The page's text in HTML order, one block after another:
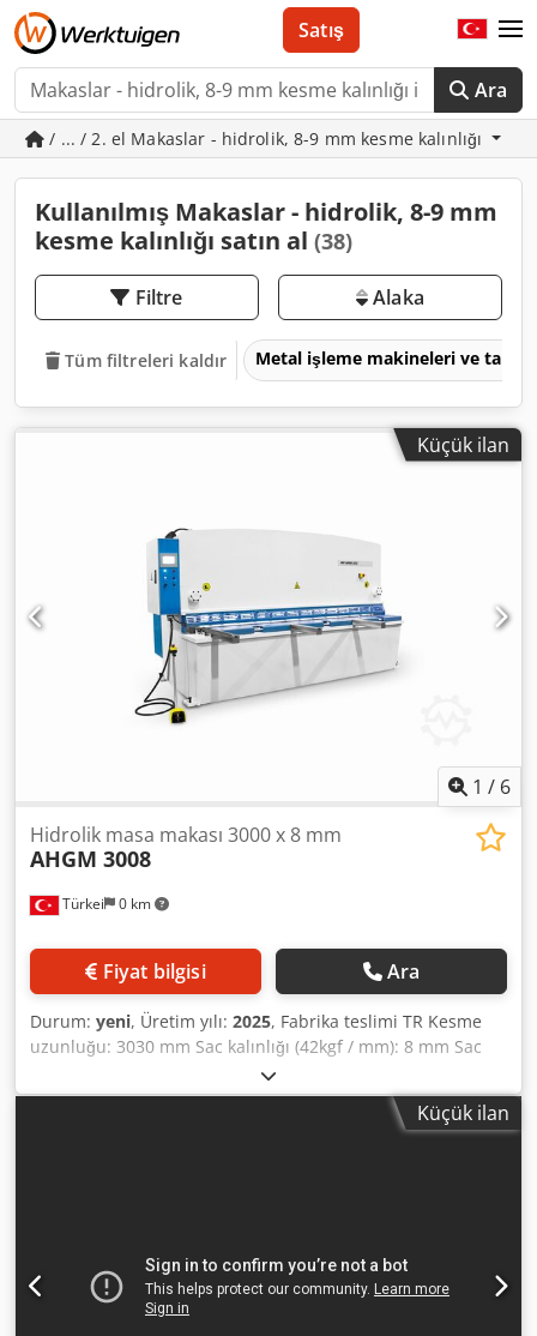
Ara
Satış
/ ... / 2. el Makaslar - hidrolik, 8-9 mm kesme kalınlığı
Kullanılmış Makaslar - hidrolik, 8-9 mm
kesme kalınlığı satın al (38)
Filtre Alaka
Tüm filtreleri kaldır Metal işleme makineleri ve
Küçük ilan
1 / 6
Türkei 0 km
Hidrolik masa makası 3000 x 8 mm
AHGM 3008
Fiyat bilgisi Ara
Durum: yeni, Üretim yılı: 2025, Fabrika teslimi TR Kesme
uzunluğu: 3030 mm Sac kalınlığı (42kgf / mm): 8 mm Sac
kalınlığı (70kgf / mm): 4 mm Cybelec Cybtouch 8
dokunmatik ekran CNC kontrolü Tüm çelik kaynaklı yapı
Otomatik kesme açısı ayarı Otomatik kesme aralığı ayarı
(2 adet) Makinenin arkasındaki CE ışık perdesi (900 mm)
Kesme hattı aydınlatması Bosch Rexroth veya Hoerbiger /
HAWE hidrolik sistem Bosch Rexroth veya ECKERLE hidrolik
Küçük ilan